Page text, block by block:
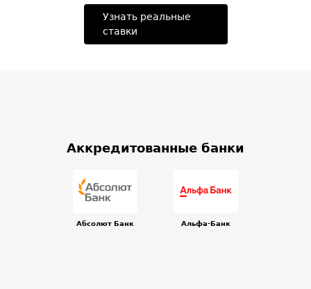
Узнать реальные
ставки
Аккредитованные банки
Абсолют Банк Альфа-Банк